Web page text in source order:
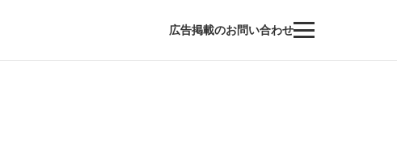
広告掲載のお問い合わせ